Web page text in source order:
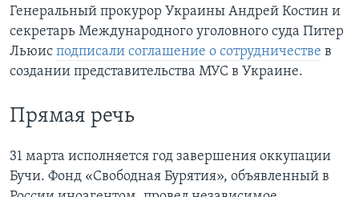
Генеральный прокурор Украины Андрей Костин и
секретарь Международного уголовного суда Питер
Льюис подписали соглашение о сотрудничестве в
создании представительства МУС в Украине.
Прямая речь
31 марта исполняется год завершения оккупации
Бучи. Фонд «Свободная Бурятия», объявленный в